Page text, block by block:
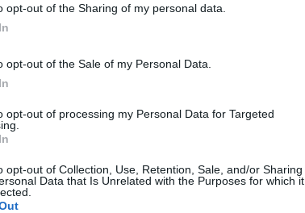
opt-out of the Sharing of my personal data.
opt-out of the Sale of my Personal Data.
opt-out of processing my Personal Data for Targeted
opt-out of Collection, Use, Retention, Sale, and/or Sharing
Data that Is Unrelated with the Purposes for which it